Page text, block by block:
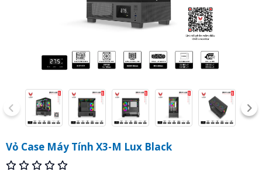
Vỏ Case Máy Tính X3-M Lux Black